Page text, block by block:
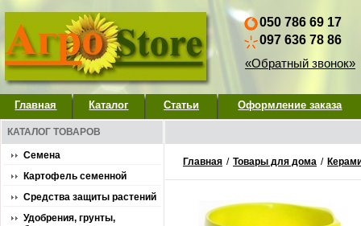
050 786 69 17
097 636 78 86
«Обратный звонок»
Главная Каталог Статьи Оформление заказа
КАТАЛОГ ТОВАРОВ
Семена
Картофель семенной
Средства защиты растений
Удобрения, грунты,
Главная / Товары для дома /